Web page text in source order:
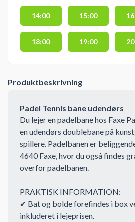
14:00 15:00
18:00 19:00
Produktbeskrivning
Padel Tennis bane udendørs
Du lejer en padelbane hos Faxe
en udendørs doublebane på
spillere. Padelbanen er
4640 Faxe, hvor du også findes
overfor padelbanen.
PRAKTISK INFORMATION:
✔ Bat og bolde forefindes i box
inkluderet i lejeprisen.